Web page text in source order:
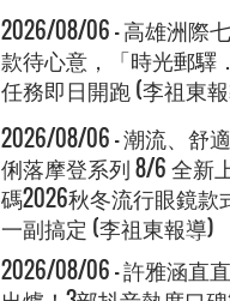
2026/08/06 - 高雄洲際
款待心意，「時光郵驛
任務即日開跑 (李祖東
2026/08/06 - 潮流、舒
俐落摩登系列 8/6 全新
碼2026秋冬流行眼鏡款
一副搞定 (李祖東報導)
2026/08/06 - 許雅涵直